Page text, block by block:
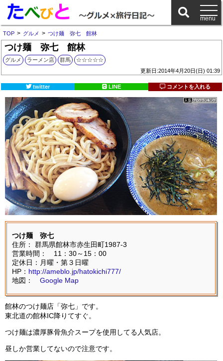
TOP > グルメ > つけ麺 弥七 館林
つけ麺 弥七 館林
グルメ ラーメン店 群馬
☆☆☆☆☆
更新日:2014年4月20日(日) 01:39
twitter LINE コメントを入れる
つけ麺 弥七
住所： 群馬県館林市赤生田町1987-3
営業時間： 11：30～15：00
定休日：月曜・第３日曜
HP： http://ameblo.jp/hatokichi777/
地図：Google Map
館林のつけ麺店「弥七」です。
東北道の館林IC降りてすぐ。
つけ麺は濃厚豚骨魚介スープを使用してる人気店。
昼しか営業してないので注意です。